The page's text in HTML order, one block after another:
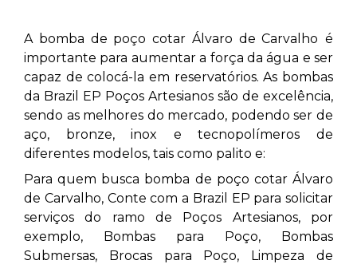
A bomba de poço cotar Álvaro de Carvalho é
importante para aumentar a força da água e ser
capaz de colocá-la em reservatórios. As bombas
da Brazil EP Poços Artesianos são de excelência,
sendo as melhores do mercado, podendo ser de
aço, bronze, inox e tecnopolímeros de
diferentes modelos, tais como palito e:
Para quem busca bomba de poço cotar Álvaro
de Carvalho, Conte com a Brazil EP para solicitar
serviços do ramo de Poços Artesianos, por
exemplo, Bombas para Poço, Bombas
Submersas, Brocas para Poço, Limpeza de